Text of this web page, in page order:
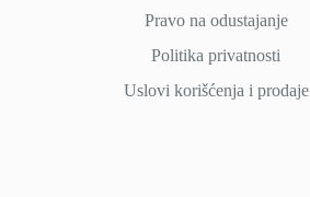
Pravo na odustajanje
Politika privatnosti
Uslovi korišćenja i prodaje